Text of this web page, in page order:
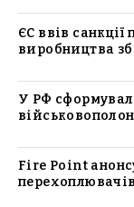
ЄС ввів
виробництва
У РФ
Fire Point